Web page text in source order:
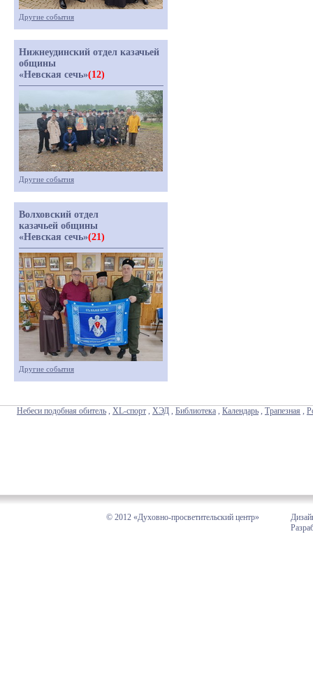
Другие события
Нижнеудинский отдел казачьей
общины
«Невская сечь»(12)
Другие события
Волховский отдел
казачьей общины
«Невская сечь»(21)
Другие события
Небеси подобная обитель , XL-спорт , ХЭД , Библиотека , Календарь , Трапезная ,
© 2012 «Духовно-просветительский центр»